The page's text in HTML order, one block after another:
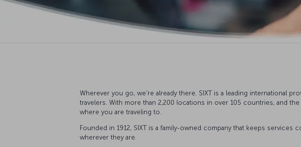
Wherever you go, we're already there. SIXT is a leading international
travelers. With more than 2,200 locations in over 105 countries, and
where you are traveling to.
Founded in 1912, SIXT is a family-owned company that keeps
wherever they are.